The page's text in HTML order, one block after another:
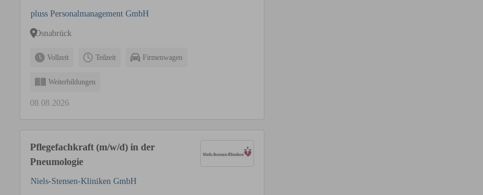
Behindertenhilfe
pluss Personalmanagement GmbH
Osnabrück
Vollzeit Teilzeit Firmenwagen
Weiterbildungen
08.08.2026
Pflegefachkraft (m/w/d) in der
Pneumologie
Niels-Stensen-Kliniken GmbH